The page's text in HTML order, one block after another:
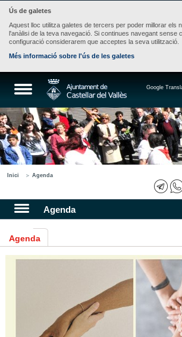
Ús de galetes
Aquest lloc utilitza galetes de tercers per poder millorar els
l'anàlisi de la teva navegació. Si continues navegant sense
configuració considerarem que acceptes la seva utilització.
Més informació sobre l'ús de les galetes
Google
Inici Agenda
Agenda
Agenda